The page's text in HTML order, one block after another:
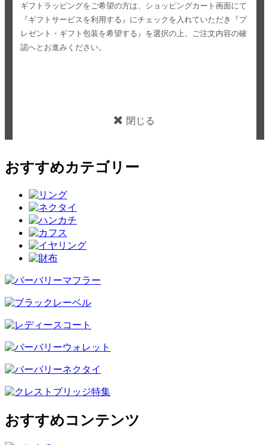
ギフトラッピングをご希望の方は、ショッピングカート画面にて
『ギフトサービスを利用する』にチェックを入れていただき
『プ
レゼント・ギフト包装を希望する』を選択の上、ご注文内容の確
認へとお進みください。
閉じる
おすすめカテゴリー
おすすめコンテンツ